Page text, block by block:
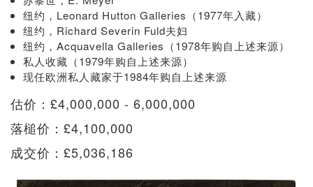
纽约，Leonard Hutton Galleries（1977年入藏）
纽约，Richard Severin Fuld夫妇
纽约，Acquavella Galleries（1978年购自上述来源）
私人收藏（1979年购自上述来源）
现任欧洲私人藏家于1984年购自上述来源
估价：£4,000,000 - 6,000,000
落槌价：£4,100,000
成交价：£5,036,186